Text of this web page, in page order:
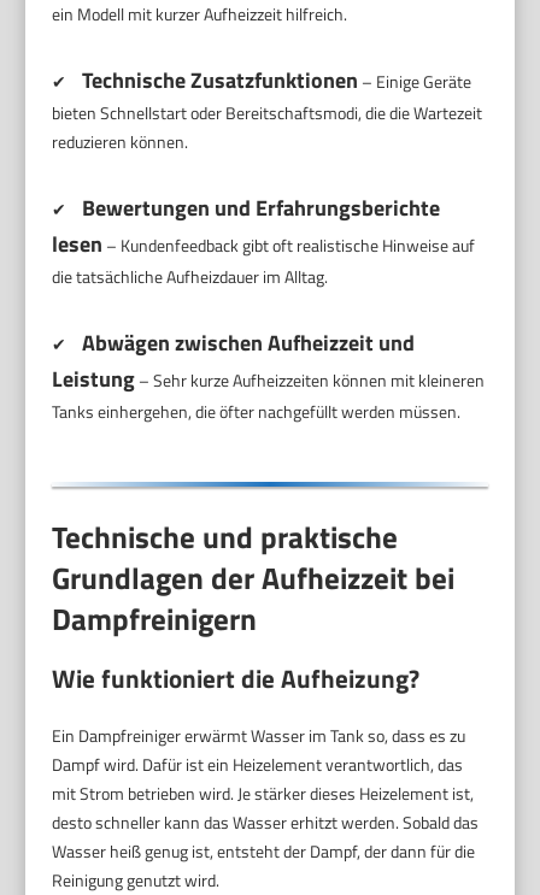
ein Modell mit kurzer Aufheizzeit hilfreich.
✔ Technische Zusatzfunktionen – Einige Geräte
bieten Schnellstart oder Bereitschaftsmodi, die die Wartezeit
reduzieren können.
✔
Bewertungen und Erfahrungsberichte
lesen – Kundenfeedback gibt oft realistische Hinweise auf
die tatsächliche Aufheizdauer im Alltag.
✔
Abwägen zwischen Aufheizzeit und
Leistung– Sehr kurze Aufheizzeiten können mit kleineren
Tanks einhergehen, die öfter nachgefüllt werden müssen.
Technische und praktische
Grundlagen der Aufheizzeit bei
Dampfreinigern
Wie funktioniert die Aufheizung?
Ein Dampfreiniger erwärmt Wasser im Tank so, dass es zu
Dampf wird. Dafür ist ein Heizelement verantwortlich, das
mit Strom betrieben wird. Je stärker dieses Heizelement ist,
desto schneller kann das Wasser erhitzt werden. Sobald das
Wasser heiß genug ist, entsteht der Dampf, der dann für die
Reinigung genutzt wird.